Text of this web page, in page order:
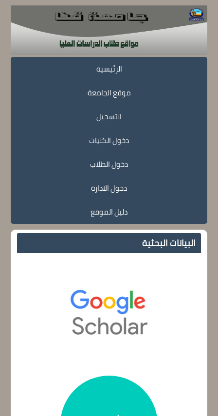
الرئيسية
موقع الجامعة
التسجيل
دخول الكليات
دخول الطلاب
دخول الادارة
دليل الموقع
البيانات البحثية